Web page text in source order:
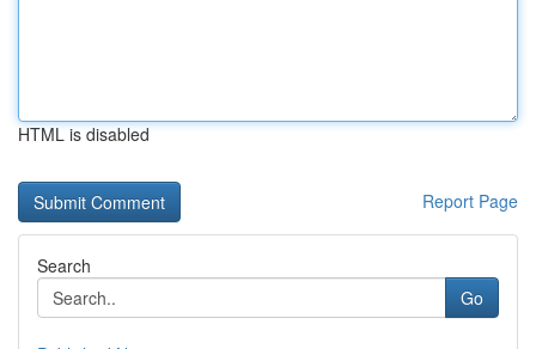
HTML is disabled
Report Page
Search
Go